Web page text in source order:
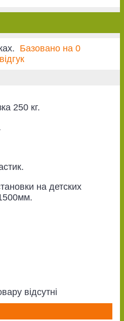
Базовано на 0
250 кг.
на детских
відсутні